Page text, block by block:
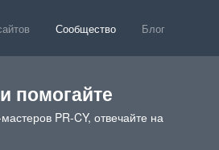
Сообщество Блог
помогайте
PR-CY, отвечайте на